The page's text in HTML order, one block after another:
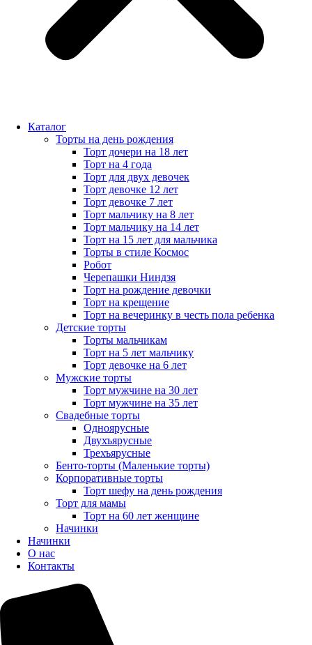
Каталог
Торты на день рождения
Торт дочери на 18 лет
Торт на 4 года
Торт для двух девочек
Торт девочке 12 лет
Торт девочке 7 лет
Торт мальчику на 8 лет
Торт мальчику на 14 лет
Торт на 15 лет для мальчика
Торты в стиле Космос
Робот
Черепашки Ниндзя
Торт на рождение девочки
Торт на крещение
Торт на вечеринку в честь пола ребенка
Детские торты
Торты мальчикам
Торт на 5 лет мальчику
Торт девочке на 6 лет
Мужские торты
Торт мужчине на 30 лет
Торт мужчине на 35 лет
Свадебные торты
Одноярусные
Двухъярусные
Трехъярусные
Бенто-торты (Маленькие торты)
Корпоративные торты
Торт шефу на день рождения
Торт для мамы
Торт на 60 лет женщине
Начинки
Начинки
О нас
Контакты